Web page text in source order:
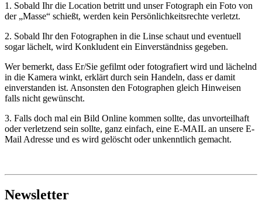
1. Sobald Ihr die Location betritt und unser Fotograph ein Foto von
der „Masse“ schießt, werden kein Persönlichkeitsrechte verletzt.
2. Sobald Ihr den Fotographen in die Linse schaut und eventuell
sogar lächelt, wird Konkludent ein Einverständniss gegeben.
Wer bemerkt, dass Er/Sie gefilmt oder fotografiert wird und lächelnd
in die Kamera winkt, erklärt durch sein Handeln, dass er damit
einverstanden ist. Ansonsten den Fotographen gleich Hinweisen
falls nicht gewünscht.
3. Falls doch mal ein Bild Online kommen sollte, das unvorteilhaft
oder verletzend sein sollte, ganz einfach, eine E-MAIL an unsere E-
Mail Adresse und es wird gelöscht oder unkenntlich gemacht.
Newsletter